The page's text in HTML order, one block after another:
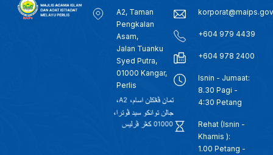
A2, Taman
Pengkalan
Asam,
Jalan Tuanku
Syed Putra,
01000 Kangar,
Perlis
+604 979 4439
+604 978 2400
Isnin - Jumaat:
8.30 Pagi -
4:30 Petang
Rehat (Isnin -
Khamis ):
1.00 Petang -